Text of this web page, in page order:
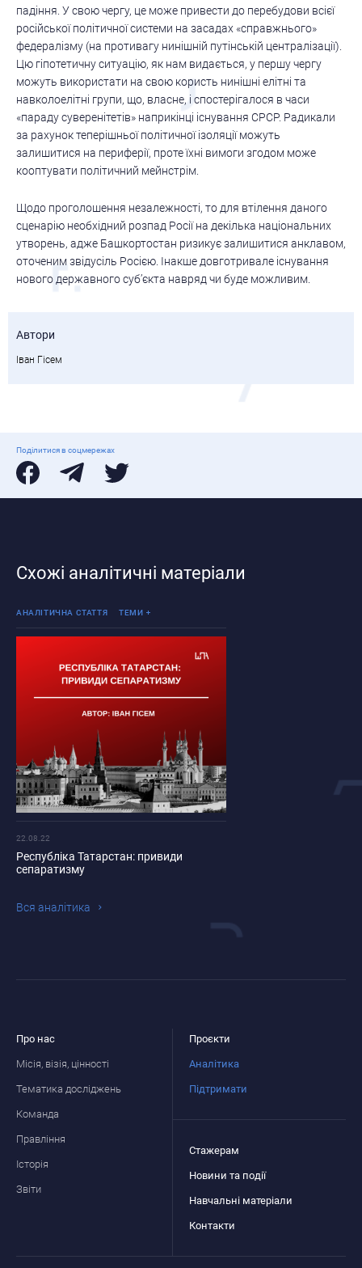
падіння. У свою чергу, це може привести до перебудови всієї
російської політичної системи на засадах «справжнього»
федералізму (на противагу нинішній путінській централізації).
Цю гіпотетичну ситуацію, як нам видається, у першу чергу
можуть використати на свою користь нинішні елітні та
навколоелітні групи, що, власне, і спостерігалося в часи
«параду суверенітетів» наприкінці існування СРСР. Радикали
за рахунок теперішньої політичної ізоляції можуть
залишитися на периферії, проте їхні вимоги згодом може
кооптувати політичний мейнстрім.
Щодо проголошення незалежності, то для втілення даного
сценарію необхідний розпад Росії на декілька національних
утворень, адже Башкортостан ризикує залишитися анклавом,
оточеним звідусіль Росією. Інакше довготривале існування
нового державного суб’єкта навряд чи буде можливим.
Автори
Іван Гісем
Поділитися в соцмережах
Схожі аналітичні матеріали
АНАЛІТИЧНА СТАТТЯ ТЕМИ
Політичні процеси Росії
22.08.22
Республіка Татарстан: привиди
сепаратизму
Вся аналiтика
Про нас
Місія, візія, цінності
Тематика досліджень
Команда
Правління
Історія
Звіти
Проєкти
Аналітика
Підтримати
Стажерам
Новини та події
Навчальні матеріали
Контакти